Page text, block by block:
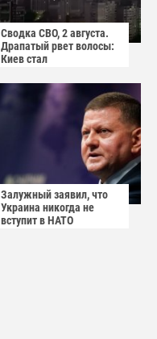
Сводка СВО, 2 августа.
Драпатый рвет волосы:
Киев стал
Залужный заявил, что
Украина никогда не
вступит в НАТО